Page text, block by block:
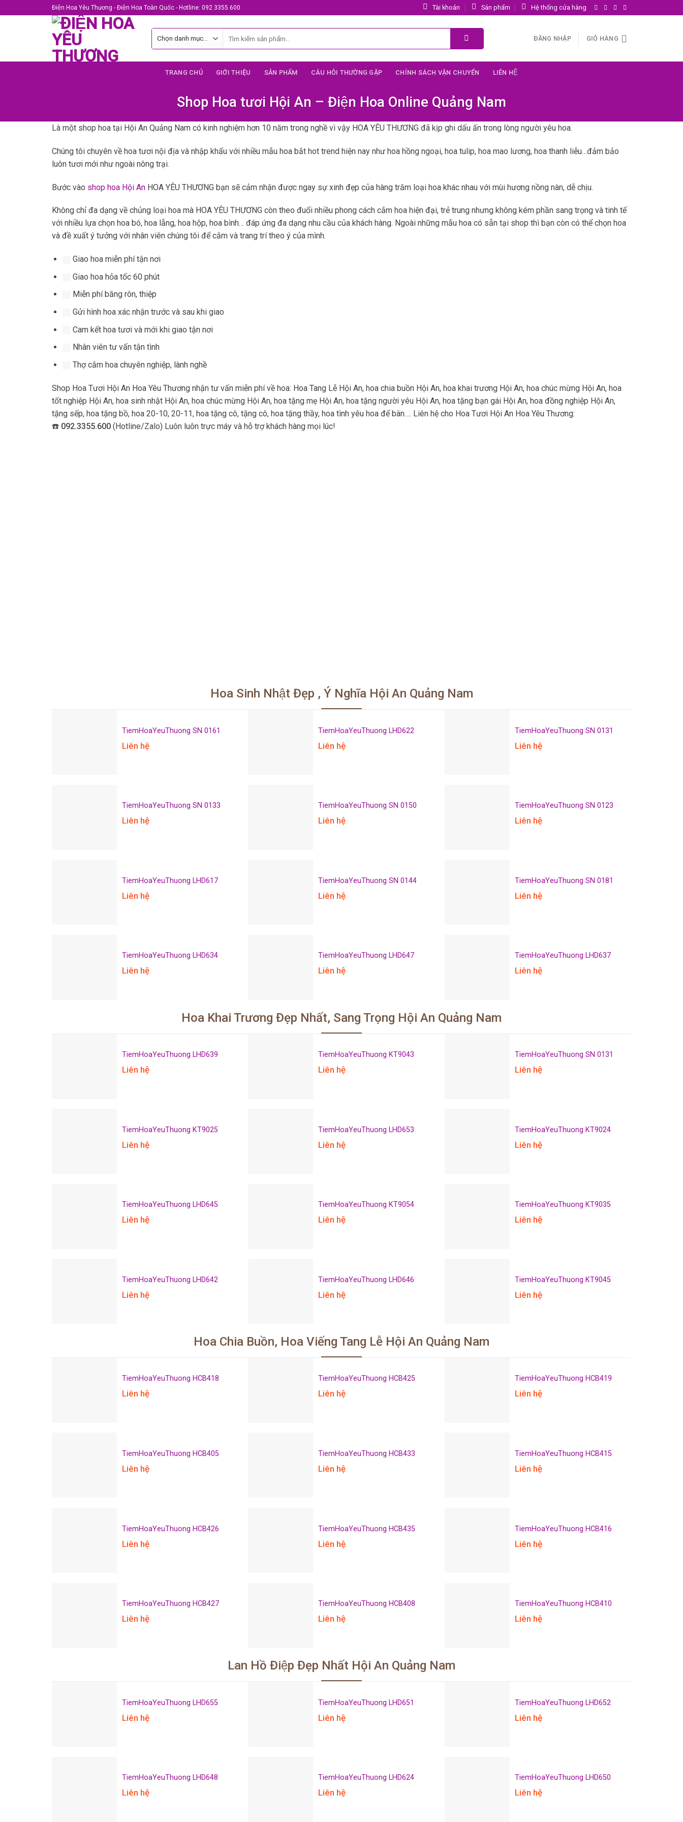
to
Điện Hoa Yêu Thương - Điện Hoa Toàn Quốc - Hotline: 092.3355.600 Tài khoản Sản phẩm Hệ thống cửa hàng
kiếm:
ĐĂNG NHẬP GIỎ HÀNG
TRANG CHỦ GIỚI THIỆU SẢN PHẨM CÂU HỎI THƯỜNG GẶP CHÍNH SÁCH VẬN CHUYỂN LIÊN HỆ
Shop Hoa tươi Hội An – Điện Hoa Online Quảng Nam
Là một shop hoa tại Hội An Quảng Nam có kinh nghiệm hơn 10 năm trong nghề vì vậy HOA YÊU THƯƠNG đã kịp ghi dấu ấn trong lòng người yêu hoa.
Chúng tôi chuyên về hoa tươi nội địa và nhập khẩu với nhiều mẫu hoa bắt hot trend hiện nay như hoa hồng ngoại, hoa tulip, hoa mao lương, hoa thanh liễu…đảm bảo
luôn tươi mới như ngoài nông trại.
Bước vào shop hoa Hội An HOA YÊU THƯƠNG bạn sẽ cảm nhận được ngay sự xinh đẹp của hàng trăm loại hoa khác nhau với mùi hương nồng nàn, dễ chịu.
Không chỉ đa dạng về chủng loại hoa mà HOA YÊU THƯƠNG còn theo đuổi nhiều phong cách cắm hoa hiện đại, trẻ trung nhưng không kém phần sang trọng và tinh tế
với nhiều lựa chọn hoa bó, hoa lẵng, hoa hộp, hoa bình… đáp ứng đa dạng nhu cầu của khách hàng. Ngoài những mẫu hoa có sẵn tại shop thì bạn còn có thể chọn hoa
và đề xuất ý tưởng với nhân viên chúng tôi để cắm và trang trí theo ý của mình.
Giao hoa miễn phí tận nơi
Giao hoa hỏa tốc 60 phút
Miễn phí băng rôn, thiệp
Gửi hình hoa xác nhận trước và sau khi giao
Cam kết hoa tươi và mới khi giao tận nơi
Nhân viên tư vấn tận tình
Thợ cắm hoa chuyên nghiệp, lành nghề
Shop Hoa Tươi Hội An Hoa Yêu Thương nhận tư vấn miễn phí về hoa: Hoa Tang Lễ Hội An, hoa chia buồn Hội An, hoa khai trương Hội An, hoa chúc mừng Hội An, hoa
tốt nghiệp Hội An, hoa sinh nhật Hội An, hoa chúc mừng Hội An, hoa tặng mẹ Hội An, hoa tặng người yêu Hội An, hoa tặng bạn gái Hội An, hoa đồng nghiệp Hội An,
tặng sếp, hoa tặng bồ, hoa 20-10, 20-11, hoa tặng cô, tặng cô, hoa tặng thầy, hoa tình yêu hoa để bàn…. Liên hệ cho Hoa Tươi Hội An Hoa Yêu Thương:
☎️ 092.3355.600 (Hotline/Zalo) Luôn luôn trực máy và hỗ trợ khách hàng mọi lúc!
Hoa Sinh Nhật Đẹp , Ý Nghĩa Hội An Quảng Nam
TiemHoaYeuThuong SN 0161
Liên hệ
TiemHoaYeuThuong LHD622
Liên hệ
TiemHoaYeuThuong SN 0131
Liên hệ
TiemHoaYeuThuong SN 0133
Liên hệ
TiemHoaYeuThuong SN 0150
Liên hệ
TiemHoaYeuThuong SN 0123
Liên hệ
TiemHoaYeuThuong LHD617
Liên hệ
TiemHoaYeuThuong SN 0144
Liên hệ
TiemHoaYeuThuong SN 0181
Liên hệ
TiemHoaYeuThuong LHD634
Liên hệ
TiemHoaYeuThuong LHD647
Liên hệ
TiemHoaYeuThuong LHD637
Liên hệ
Hoa Khai Trương Đẹp Nhất, Sang Trọng Hội An Quảng Nam
TiemHoaYeuThuong LHD639
Liên hệ
TiemHoaYeuThuong KT9043
Liên hệ
TiemHoaYeuThuong SN 0131
Liên hệ
TiemHoaYeuThuong KT9025
Liên hệ
TiemHoaYeuThuong LHD653
Liên hệ
TiemHoaYeuThuong KT9024
Liên hệ
TiemHoaYeuThuong LHD645
Liên hệ
TiemHoaYeuThuong KT9054
Liên hệ
TiemHoaYeuThuong KT9035
Liên hệ
TiemHoaYeuThuong LHD642
Liên hệ
TiemHoaYeuThuong LHD646
Liên hệ
TiemHoaYeuThuong KT9045
Liên hệ
Hoa Chia Buồn, Hoa Viếng Tang Lễ Hội An Quảng Nam
TiemHoaYeuThuong HCB418
Liên hệ
TiemHoaYeuThuong HCB425
Liên hệ
TiemHoaYeuThuong HCB419
Liên hệ
TiemHoaYeuThuong HCB405
Liên hệ
TiemHoaYeuThuong HCB433
Liên hệ
TiemHoaYeuThuong HCB415
Liên hệ
TiemHoaYeuThuong HCB426
Liên hệ
TiemHoaYeuThuong HCB435
Liên hệ
TiemHoaYeuThuong HCB416
Liên hệ
TiemHoaYeuThuong HCB427
Liên hệ
TiemHoaYeuThuong HCB408
Liên hệ
TiemHoaYeuThuong HCB410
Liên hệ
Lan Hồ Điệp Đẹp Nhất Hội An Quảng Nam
TiemHoaYeuThuong LHD655
Liên hệ
TiemHoaYeuThuong LHD651
Liên hệ
TiemHoaYeuThuong LHD652
Liên hệ
TiemHoaYeuThuong LHD648
Liên hệ
TiemHoaYeuThuong LHD624
Liên hệ
TiemHoaYeuThuong LHD650
Liên hệ